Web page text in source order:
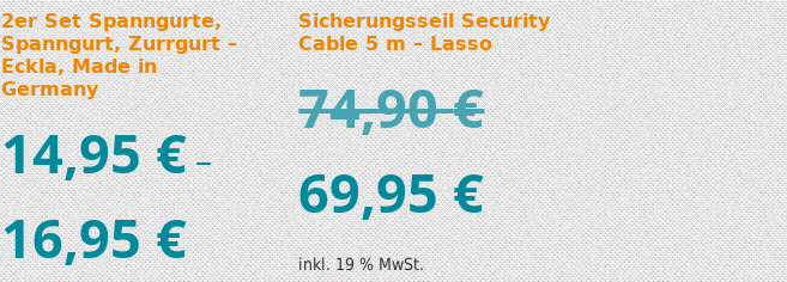
2er Set Spanngurte,
Spanngurt, Zurrgurt –
Eckla, Made in
Germany
14,95€–
16,95€
Sicherungsseil Security
Cable 5 m – Lasso
74,90€
69,95€
inkl. 19 % MwSt.